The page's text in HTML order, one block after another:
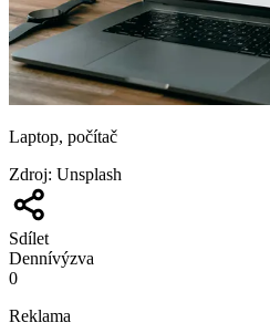
Laptop, počítač
Zdroj: Unsplash
Sdílet
Dennívýzva
0
Reklama